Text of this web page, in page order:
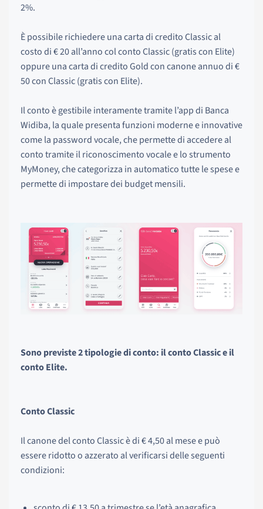
2%.
È possibile richiedere una carta di credito Classic al
costo di € 20 all’anno col conto Classic (gratis con Elite)
oppure una carta di credito Gold con canone annuo di €
50 con Classic (gratis con Elite).
Il conto è gestibile interamente tramite l’app di Banca
Widiba, la quale presenta funzioni moderne e innovative
come la password vocale, che permette di accedere al
conto tramite il riconoscimento vocale e lo strumento
MyMoney, che categorizza in automatico tutte le spese e
permette di impostare dei budget mensili.
Sono previste 2 tipologie di conto: il conto Classic e il
conto Elite.
Conto Classic
Il canone del conto Classic è di € 4,50 al mese e può
essere ridotto o azzerato al verificarsi delle seguenti
condizioni: